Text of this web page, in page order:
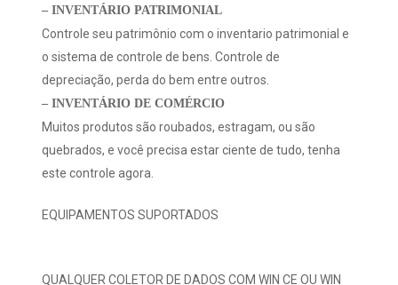
– INVENTÁRIO PATRIMONIAL
Controle seu patrimônio com o inventario patrimonial e
o sistema de controle de bens. Controle de
depreciação, perda do bem entre outros.
– INVENTÁRIO DE COMÉRCIO
Muitos produtos são roubados, estragam, ou são
quebrados, e você precisa estar ciente de tudo, tenha
este controle agora.
EQUIPAMENTOS SUPORTADOS
QUALQUER COLETOR DE DADOS COM WIN CE OU WIN